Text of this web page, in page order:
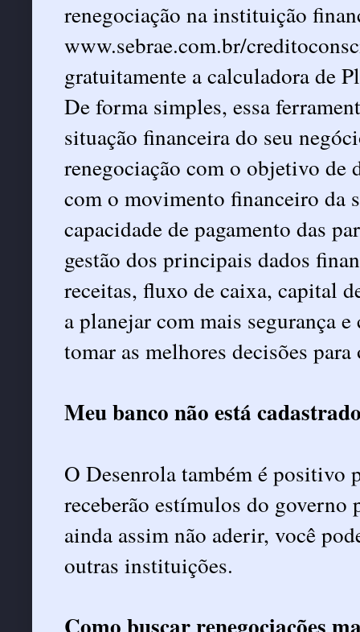
renegociação na instituição
www.sebrae.com.br/
gratuitamente a calculadora de
De forma simples, essa
situação financeira do seu
renegociação com o objetivo de
com o movimento financeiro da
capacidade de pagamento das
gestão dos principais dados
receitas, fluxo de caixa, capital
a planejar com mais segurança
tomar as melhores decisões
Meu banco não está
O Desenrola também é positivo
receberão estímulos do governo
ainda assim não aderir, você
outras instituições.